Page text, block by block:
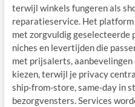
terwijl winkels fungeren als
reparatieservice. Het
met zorgvuldig geselecteerde
niches en levertijden die
met prijsalerts,
kiezen, terwijl je privacy
ship-from-store, same-day in
bezorgvensters. Services